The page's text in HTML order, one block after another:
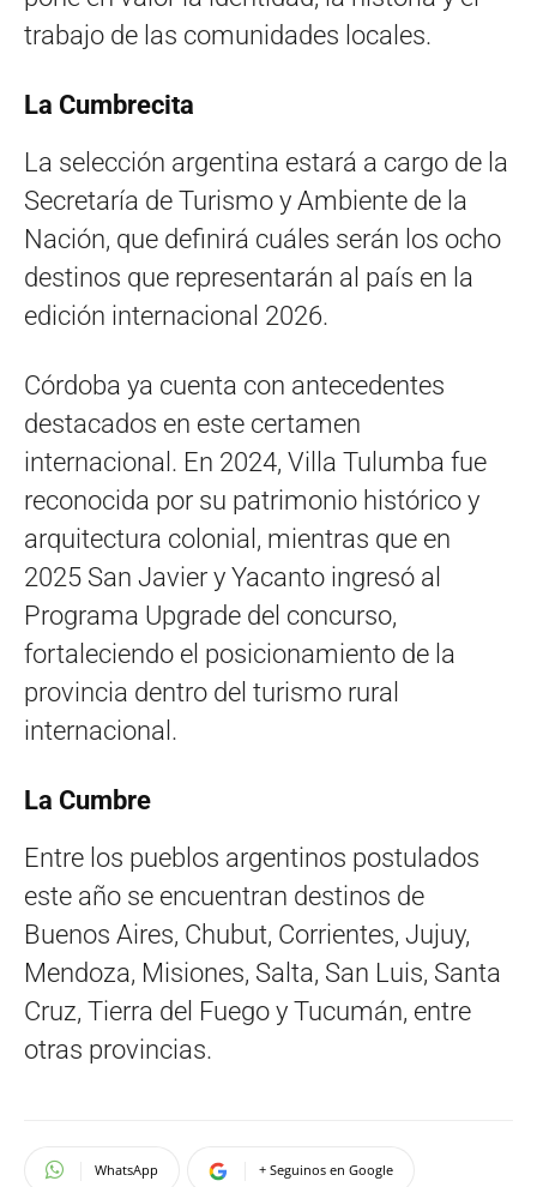
trabajo de las comunidades locales.
La Cumbrecita
La selección argentina estará a cargo de la
Secretaría de Turismo y Ambiente de la
Nación, que definirá cuáles serán los ocho
destinos que representarán al país en la
edición internacional 2026.
Córdoba ya cuenta con antecedentes
destacados en este certamen
internacional. En 2024, Villa Tulumba fue
reconocida por su patrimonio histórico y
arquitectura colonial, mientras que en
2025 San Javier y Yacanto ingresó al
Programa Upgrade del concurso,
fortaleciendo el posicionamiento de la
provincia dentro del turismo rural
internacional.
La Cumbre
Entre los pueblos argentinos postulados
este año se encuentran destinos de
Buenos Aires, Chubut, Corrientes, Jujuy,
Mendoza, Misiones, Salta, San Luis, Santa
Cruz, Tierra del Fuego y Tucumán, entre
otras provincias.
WhatsApp + Seguinos en Google